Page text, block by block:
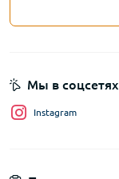
Мы в соцсетях
Instagram